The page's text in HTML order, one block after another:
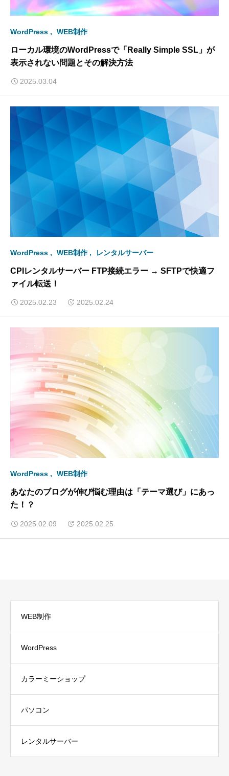
WordPress WEB制作
ローカル環境のWordPressで「Really Simple SSL」が
表示されない問題とその解決方法
2025.03.04
WordPress WEB制作 レンタルサーバー
CPIレンタルサーバー FTP接続エラー → SFTPで快適フ
ァイル転送！
2025.02.23 2025.02.24
WordPress WEB制作
あなたのブログが伸び悩む理由は「テーマ選び」にあっ
た！？
2025.02.09 2025.02.25
WEB制作
WordPress
カラーミーショップ
パソコン
レンタルサーバー